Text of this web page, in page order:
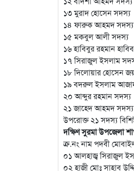
১৩ মুরাদ হোসেন সদস্য
১৪ ফারুক আহমদ সদস্য
১৫ মকবুল আলী সদস্য
১৬ হাবিবুর রহমান
১৭ সিরাজুল ইসলাম
১৮ দিলোয়ার হোসেন
১৯ বদরুল ইসলাম
২০ আব্দুর রহমান সদস্য
২১ জাহেদ আহমদ সদস্য
উপরোক্ত ২১ সদস্য
দক্ষিণ সুরমা উপজেলা
ক্র.নং নাম পদবী
০১ আলহাজ্ব সিরাজুল
০২ হাজী মোঃ সাহাব